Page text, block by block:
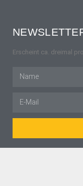
Erscheint ca. dreimal